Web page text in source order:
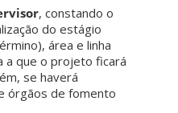
, constando o
do estágio
área e linha
a que o projeto ficará
se haverá
órgãos de fomento